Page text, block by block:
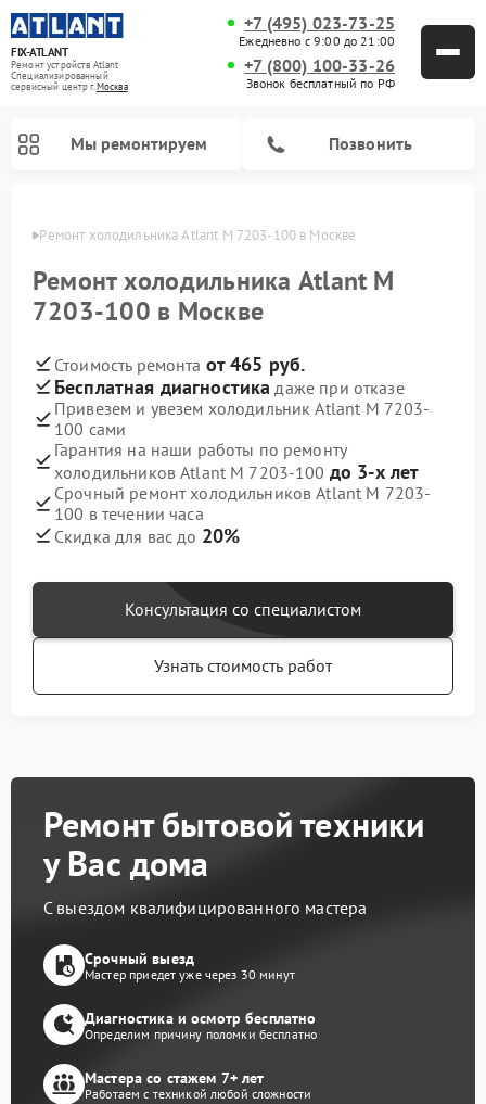
FIX-ATLANT
Ремонт устройств Atlant
Специализированный
cервисный центр г.Москва
+7 (495) 023-73-25
Ежедневно с 9:00 до 21:00
+7 (800) 100-33-26
Звонок бесплатный по РФ
Мы ремонтируем Позвонить
Ремонт холодильника Atlant М 7203-100 в Москве
Ремонт холодильника Atlant М
7203-100 в Москве
Стоимость ремонта от 465 руб.
Бесплатная диагностика даже при отказе
Привезем и увезем холодильник Atlant М 7203-
100 сами
Гарантия на наши работы по ремонту
холодильников Atlant М 7203-100 до 3-х лет
Срочный ремонт холодильников Atlant М 7203-
100 в течении часа
Скидка для вас до 20%
Консультация со специалистом
Узнать стоимость работ
Ремонт бытовой техники
у Вас дома
С выездом квалифицированного мастера
Срочный выезд
Мастер приедет уже через 30 минут
Диагностика и осмотр бесплатно
Определим причину поломки бесплатно
Мастера со стажем 7+ лет
Работаем с техникой любой сложности